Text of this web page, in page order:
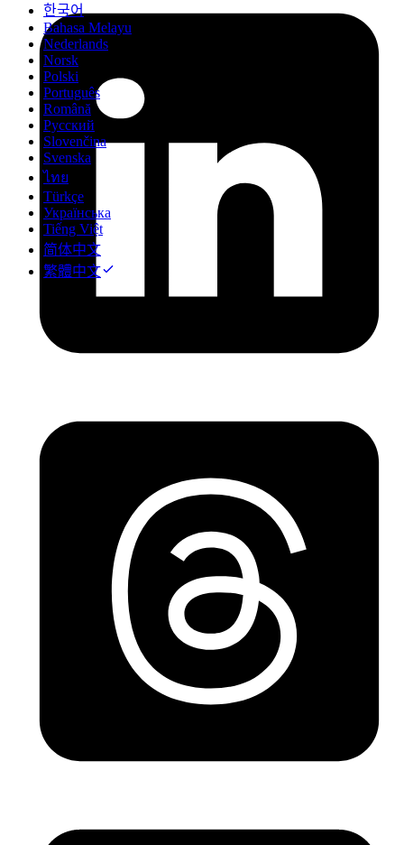
한국어
Bahasa Melayu
Nederlands
Norsk
Polski
Português
Română
Русский
Slovenčina
Svenska
ไทย
Türkçe
Українська
Tiếng Việt
简体中文
繁體中文